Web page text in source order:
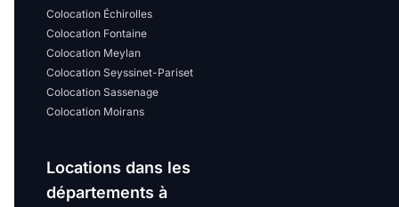
Colocation Échirolles
Colocation Fontaine
Colocation Meylan
Colocation Seyssinet-Pariset
Colocation Sassenage
Colocation Moirans
Locations dans les
départements à